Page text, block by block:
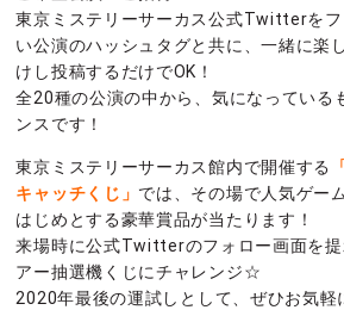
東京ミステリーサーカス公式Twitterをフ
い公演のハッシュタグと共に、一緒に楽
けし投稿するだけでOK！
全20種の公演の中から、気になっている
ンスです！
東京ミステリーサーカス館内で開催する
キャッチくじ」 では、その場で人気ゲー
はじめとする豪華賞品が当たります！
来場時に公式Twitterのフォロー画面を提
アー抽選機くじにチャレンジ☆
2020年最後の運試しとして、ぜひお気軽